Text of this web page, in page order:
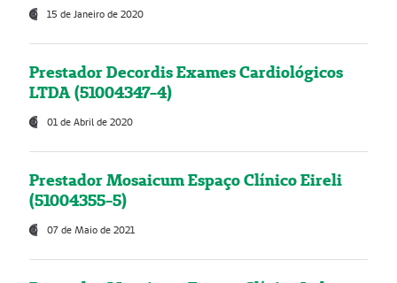
15 de Janeiro de 2020
Prestador Decordis Exames Cardiológicos
LTDA (51004347-4)
01 de Abril de 2020
Prestador Mosaicum Espaço Clínico Eireli
(51004355-5)
07 de Maio de 2021